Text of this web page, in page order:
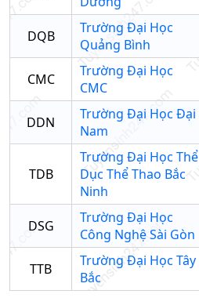
DQB
Trường Đại Học
Quảng Bình
CMC
Trường Đại Học
CMC
DDN
Trường Đại Học Đại
Nam
TDB
Trường Đại Học Thể
Dục Thể Thao Bắc
Ninh
DSG
Trường Đại Học
Công Nghệ Sài Gòn
TTB
Trường Đại Học Tây
Bắc